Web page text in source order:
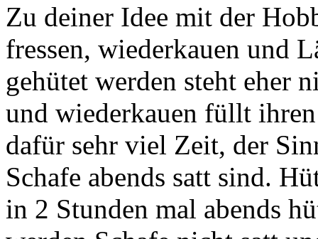
Zu deiner Idee mit der
fressen, wiederkauen und
gehütet werden steht eher
und wiederkauen füllt ihren
dafür sehr viel Zeit, der
Schafe abends satt sind.
in 2 Stunden mal abends